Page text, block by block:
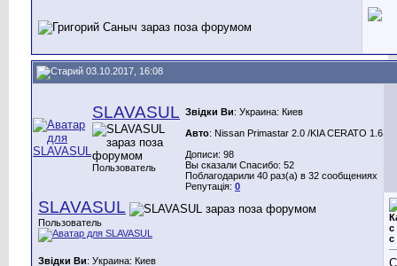
03.10.2017, 16:08
SLAVASUL
Пользователь
Звідки Ви: Украина: Киев
Авто: Nissan Primastar 2.0 /KIA CERATO 1.6
Дописи: 98
Вы сказали Спасибо: 52
Поблагодарили 40 раз(а) в 32 сообщениях
Репутація: 0
SLAVASUL
Пользователь
Звідки Ви: Украина: Киев
с
с